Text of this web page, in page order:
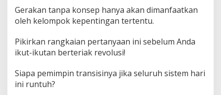
Gerakan tanpa konsep hanya akan dimanfaatkan
oleh kelompok kepentingan tertentu.
Pikirkan rangkaian pertanyaan ini sebelum Anda
ikut-ikutan berteriak revolusi!
Siapa pemimpin transisinya jika seluruh sistem hari
ini runtuh?